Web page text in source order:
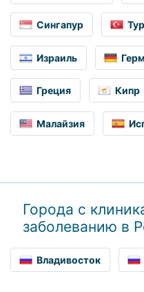
Сингапур
Израиль
Греция Кипр
Малайзия
Города с
заболеванию в
Владивосток